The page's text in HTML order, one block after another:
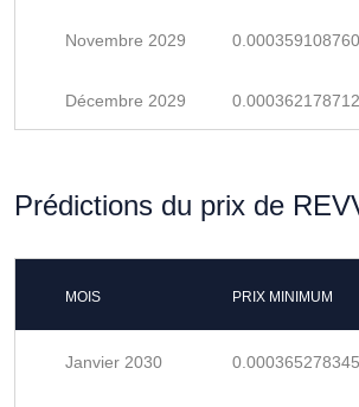
Novembre 2029
Décembre 2029
Prédictions du prix de
MOIS PRIX MINIMUM
Janvier 2030